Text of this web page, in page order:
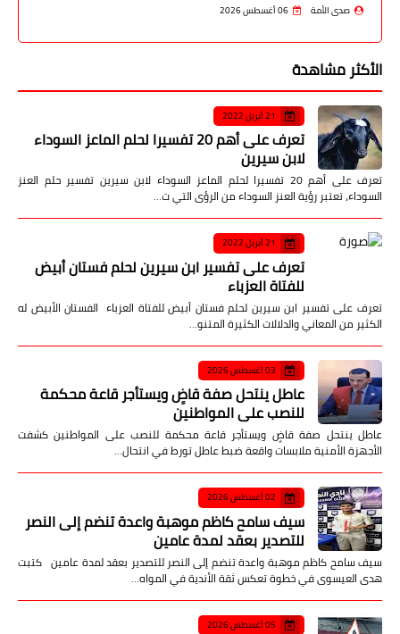
صدى الأمة 06 أغسطس 2026
الأكثر مشاهدة
21 أبريل 2022
تعرف على أهم 20 تفسيرا لحلم الماعز السوداء
لابن سيرين
تعرف على أهم 20 تفسيرا لحلم الماعز السوداء لابن سيرين تفسير حلم العنز
السوداء، تعتبر رؤية العنز السوداء من الرؤى التي ت…
21 أبريل 2022
تعرف على تفسير ابن سيرين لحلم فستان أبيض
للفتاة العزباء
تعرف على تفسير ابن سيرين لحلم فستان أبيض للفتاة العزباء الفستان الأبيض له
الكثير من المعاني والدلالات الكثيرة المتنو…
03 أغسطس 2026
عاطل ينتحل صفة قاضٍ ويستأجر قاعة محكمة
للنصب على المواطنين
عاطل ينتحل صفة قاضٍ ويستأجر قاعة محكمة للنصب على المواطنين كشفت
الأجهزة الأمنية ملابسات واقعة ضبط عاطل تورط في انتحال…
02 أغسطس 2026
سيف سامح كاظم موهبة واعدة تنضم إلى النصر
للتصدير بعقد لمدة عامين
سيف سامح كاظم موهبة واعدة تنضم إلى النصر للتصدير بعقد لمدة عامين كتبت
هدى العيسوى في خطوة تعكس ثقة الأندية في المواه…
05 أغسطس 2026